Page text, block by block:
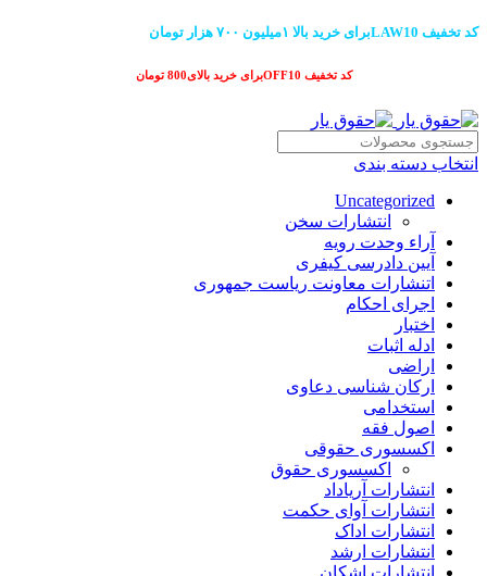
کد تخفیف LAW10برای خرید بالا ۱میلیون ۷۰۰ هزار تومان
کد تخفیف OFF10برای خرید بالای800 تومان
انتخاب دسته بندی
Uncategorized
انتشارات سخن
آراء وحدت رویه
آیین دادرسی کیفری
اتنشارات معاونت ریاست جمهوری
اجرای احکام
اختبار
ادله اثبات
اراضی
ارکان شناسی دعاوی
استخدامی
اصول فقه
اکسسوری حقوقی
اکسسوری حقوق
انتشارات آریاداد
انتشارات آوای حکمت
انتشارات اداک
انتشارات ارشد